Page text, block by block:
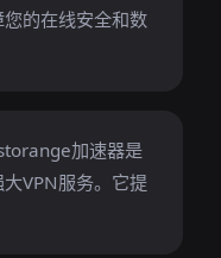
的在线安全和数
加速器是
VPN服务。它提